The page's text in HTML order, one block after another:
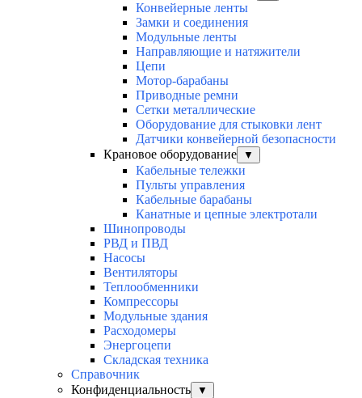
Конвейерные ленты
Замки и соединения
Модульные ленты
Направляющие и натяжители
Цепи
Мотор-барабаны
Приводные ремни
Сетки металлические
Оборудование для стыковки лент
Датчики конвейерной безопасности
Крановое оборудование
▼
Кабельные тележки
Пульты управления
Кабельные барабаны
Канатные и цепные электротали
Шинопроводы
РВД и ПВД
Насосы
Вентиляторы
Теплообменники
Компрессоры
Модульные здания
Расходомеры
Энергоцепи
Складская техника
Справочник
Конфиденциальность
▼